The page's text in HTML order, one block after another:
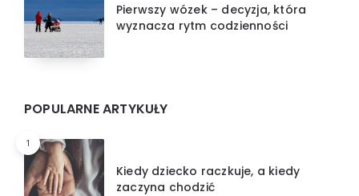
Pierwszy wózek – decyzja, która
wyznacza rytm codzienności
POPULARNE ARTYKUŁY
1
Kiedy dziecko raczkuje, a kiedy
zaczyna chodzić